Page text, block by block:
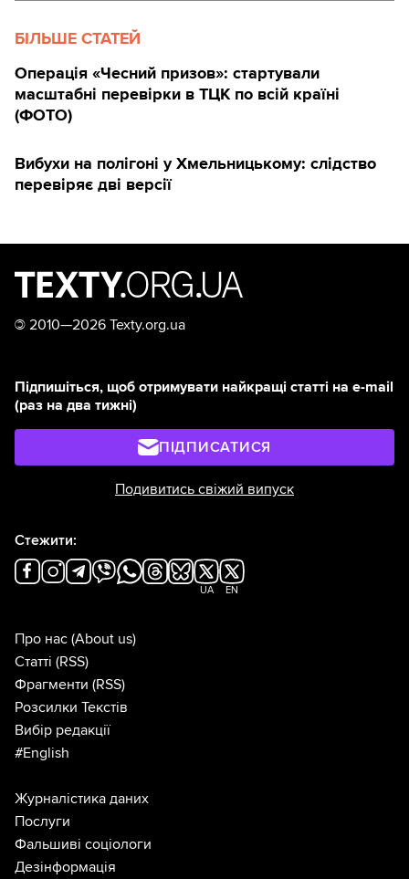
БІЛЬШЕ СТАТЕЙ
Операція «Чесний призов»: стартували
масштабні перевірки в ТЦК по всій країні
(ФОТО)
Вибухи на полігоні у Хмельницькому: слідство
перевіряє дві версії
© 2010—2026 Texty.org.ua
Підпишіться, щоб отримувати найкращі статті на e-mail
(раз на два тижні)
ПІДПИСАТИСЯ
Подивитись свіжий випуск
Стежити:
UA EN
Про нас (About us)
Статті (RSS)
Фрагменти (RSS)
Розсилки Текстів
Вибір редакції
#English
Журналістика даних
Послуги
Фальшиві соціологи
Дезінформація